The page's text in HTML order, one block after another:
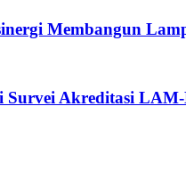
Membangun
Akreditasi